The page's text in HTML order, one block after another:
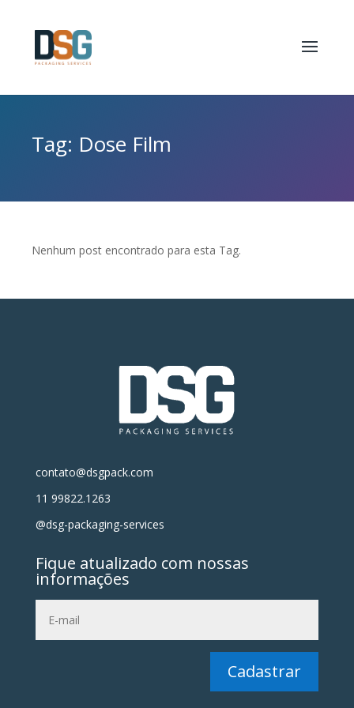
Tag: Dose Film
Nenhum post encontrado para esta Tag.
contato@dsgpack.com
11 99822.1263
@dsg-packaging-services
Fique atualizado com nossas
informações
Cadastrar